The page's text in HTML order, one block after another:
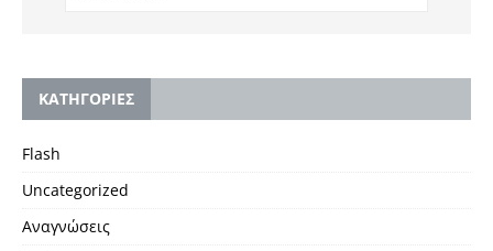
KΑΤΗΓΟΡΙΕΣ
Flash
Uncategorized
Αναγνώσεις